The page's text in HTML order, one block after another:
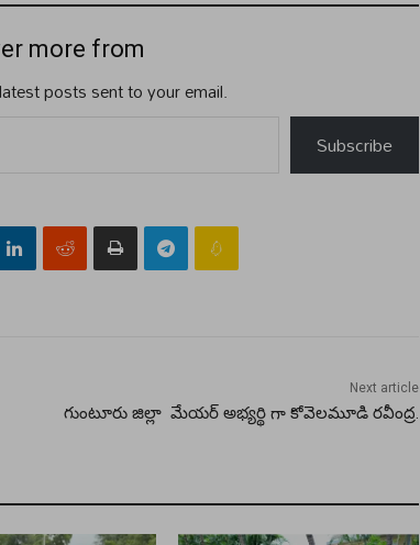
more from
posts sent to your email.
Subscribe
Next article
గుంటూరు జిల్లా మేయర్ అభ్యర్థి గా కోవెలమూడి రవీంద్ర.